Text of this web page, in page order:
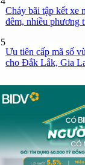
Cháy bãi tập kết xe
đêm, nhiều phương
5
Ưu tiên cấp mã số
cho Đắk Lắk, Gia